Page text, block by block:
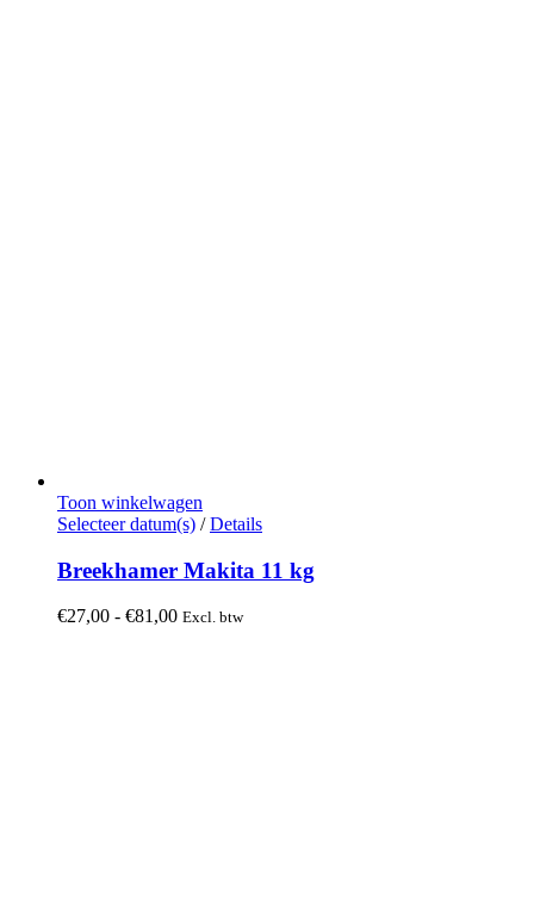
Toon winkelwagen
Selecteer datum(s) Dit
heeft
meerdere
variaties.
/ Details
Breekhamer Makita 11 kg
€27,00 - €81,00Prijsklasse:
Excl. btw